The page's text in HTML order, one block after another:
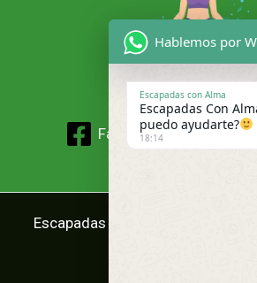
Facebook
Escapadas Con Alma @2025
Hablemos por
Escapadas con Alma
Escapadas Con
puedo ayudarte?
18:14